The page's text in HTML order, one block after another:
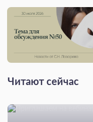
Читают сейчас